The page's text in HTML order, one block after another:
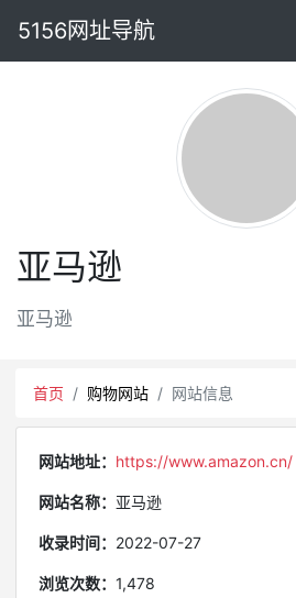
5156网址导航
亚马逊
亚马逊
首页 购物网站 网站信息
网站地址： https://www.amazon.cn/
网站名称： 亚马逊
收录时间： 2022-07-27
浏览次数： 1,478